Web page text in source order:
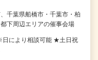
千葉県船橋市・千葉市・柏
下周辺エリアの催事会場
により相談可能 ★土日祝